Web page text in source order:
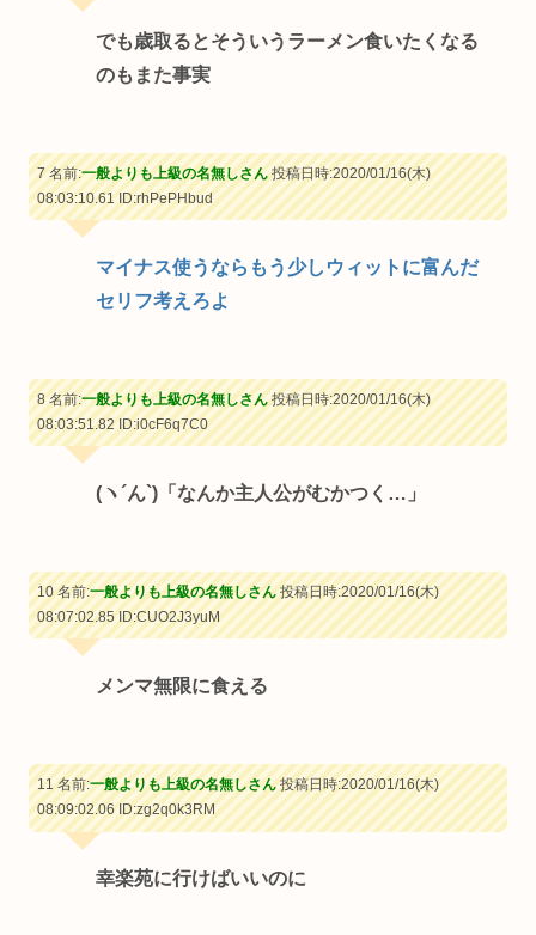
でも歳取るとそういうラーメン食いたくなる
のもまた事実
7 名前:一般よりも上級の名無しさん投稿日時:2020/01/16(木)
08:03:10.61ID:rhPePHbud
マイナス使うならもう少しウィットに富んだ
セリフ考えろよ
8 名前:一般よりも上級の名無しさん投稿日時:2020/01/16(木)
08:03:51.82ID:i0cF6q7C0
(ヽ´ん`)「なんか主人公がむかつく…」
10 名前:一般よりも上級の名無しさん投稿日時:2020/01/16(木)
08:07:02.85ID:CUO2J3yuM
メンマ無限に食える
11 名前:一般よりも上級の名無しさん投稿日時:2020/01/16(木)
08:09:02.06ID:zg2q0k3RM
幸楽苑に行けばいいのに